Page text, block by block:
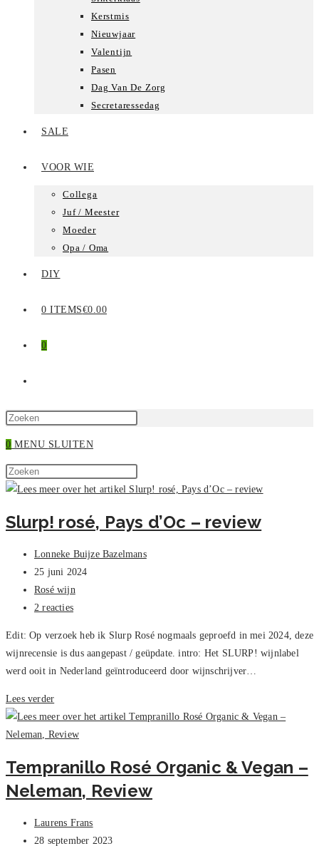
Kerstmis
Nieuwjaar
Valentijn
Pasen
Dag Van De Zorg
Secretaressedag
SALE
VOOR WIE
Collega
Juf / Meester
Moeder
Opa / Oma
DIY
0 ITEMS€0.00
0
ZOEKEN
het
te
0 MENU SLUITEN
Zoek
op
site
op
om
zoekpaneel
Slurp! rosé, Pays d’Oc – review
Bericht
auteur:
Lonneke Buijze Bazelmans
Bericht
gepubliceerd
op:
25 juni 2024
Berichtcategorie:
Rosé wijn
Bericht
2 reacties
Edit: Op verzoek heb ik Slurp Rosé nogmaals geproefd in mei 2024, deze
wijnrecensie is dus aangepast / geüpdate. intro: Het SLURP! wijnlabel
werd ooit in Nederland geïntroduceerd door wijnschrijver…
Lees verderSlurp!
rosé,
Pays
–
review
Tempranillo Rosé Organic & Vegan –
Neleman, Review
Bericht
auteur:
Laurens Frans
Bericht
28 september 2023